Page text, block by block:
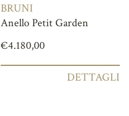
BRUNI
Anello Petit Garden
€4.180,00
DETTAGLI